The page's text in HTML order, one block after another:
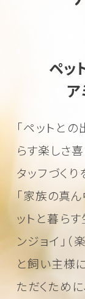
ペッ
「ペットと
らす楽しさ喜
タッフづくり
「家族の真ん
ットと暮らす
ンジョイ」（
と飼い主様
ただくために